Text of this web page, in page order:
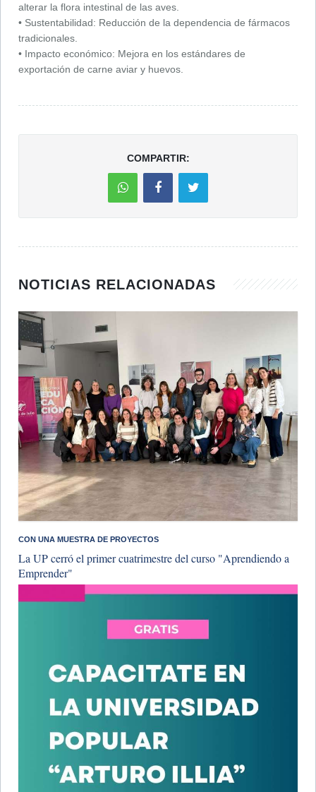
alterar la flora intestinal de las aves.
• Sustentabilidad: Reducción de la dependencia de fármacos
tradicionales.
• Impacto económico: Mejora en los estándares de
exportación de carne aviar y huevos.
COMPARTIR:
NOTICIAS RELACIONADAS
CON UNA MUESTRA DE PROYECTOS
La UP cerró el primer cuatrimestre del curso "Aprendiendo a
Emprender"